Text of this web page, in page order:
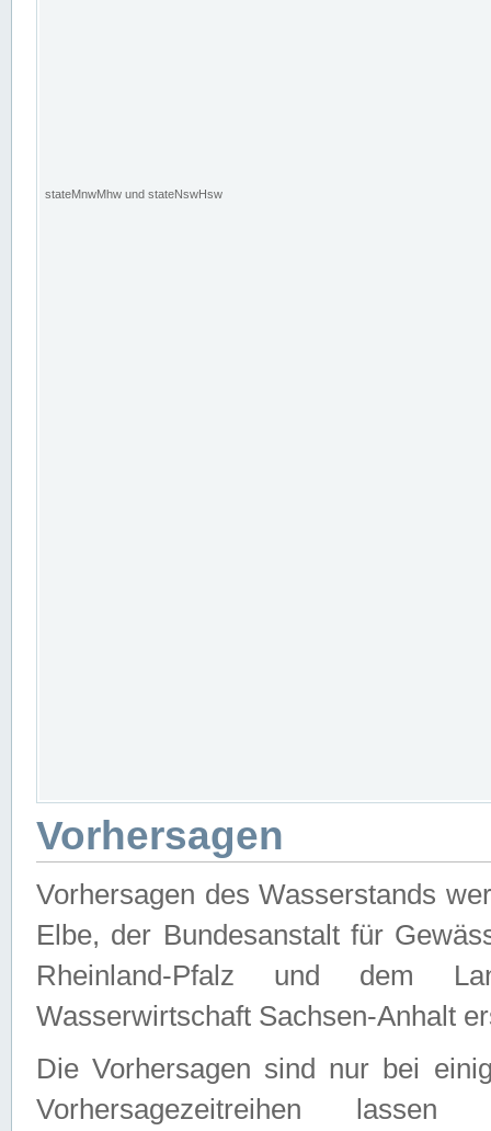
stateMnwMhw und stateNswHsw
Vorhersagen
Vorhersagen des Wasserstands
Elbe, der Bundesanstalt für
Rheinland-Pfalz und dem
Wasserwirtschaft Sachsen-Anhalt
Die Vorhersagen sind nur bei
Vorhersagezeitreihen